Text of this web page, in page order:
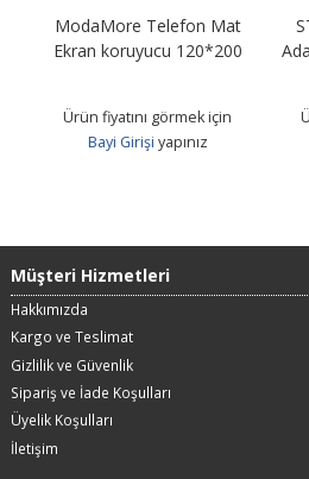
Mat
STN67 67W Turbo Şarj
Adaptörü + Usb To Type-C
Ürün fiyatını görmek için
Bayi Girişi
Müşteri Hizmetleri
Hakkımızda
Kargo ve Teslimat
Gizlilik ve Güvenlik
Sipariş ve İade Koşulları
Üyelik Koşulları
İletişim